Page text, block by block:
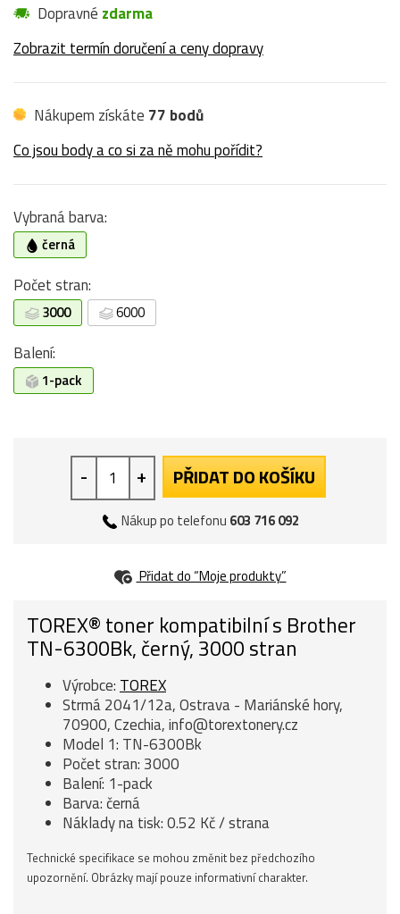
Dopravné zdarma
Zobrazit termín doručení a ceny dopravy
Nákupem získáte 77 bodů
Co jsou body a co si za ně mohu pořídit?
Vybraná barva:
černá
Počet stran:
3000 6000
Balení:
1-pack
- + PŘIDAT DO KOŠÍKU
Nákup po telefonu 603 716 092
Přidat do “Moje produkty”
TOREX® toner kompatibilní s Brother
TN-6300Bk, černý, 3000 stran
Výrobce: TOREX
Strmá 2041/12a, Ostrava - Mariánské hory,
70900, Czechia, info@torextonery.cz
Model 1: TN-6300Bk
Počet stran: 3000
Balení: 1-pack
Barva: černá
Náklady na tisk: 0.52 Kč / strana
Technické specifikace se mohou změnit bez předchozího
upozornění. Obrázky mají pouze informativní charakter.